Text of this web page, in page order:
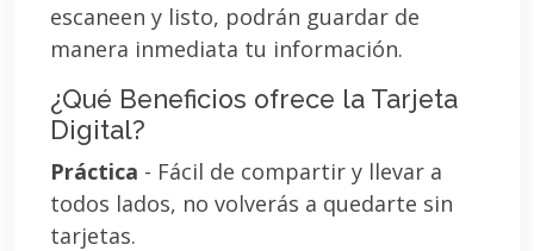
escaneen y listo, podrán guardar de
manera inmediata tu información.
¿Qué Beneficios ofrece la Tarjeta
Digital?
Práctica - Fácil de compartir y llevar a
todos lados, no volverás a quedarte sin
tarjetas.